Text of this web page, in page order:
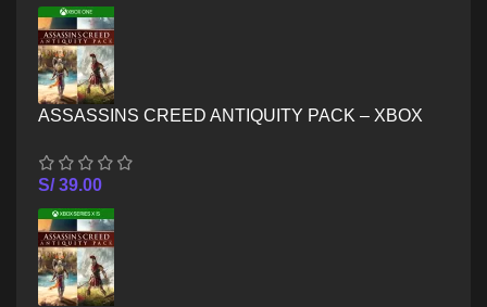
ASSASSINS CREED ANTIQUITY PACK – XBOX
S/39.00